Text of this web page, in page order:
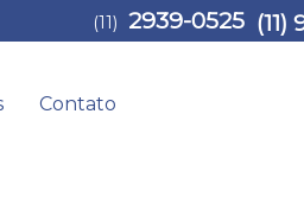
Contato
(11) 2939-0525 (11)